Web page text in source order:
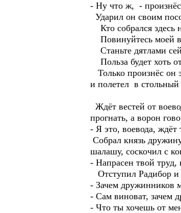
- Ну что ж, - произнёс
Ударил он своим
Кто собрался здесь
Повинуйтесь моей
Станьте дятлами
Польза будет хоть
Только произнёс он
и полетел в стольный
Ждёт вестей от
прогнать, а ворон
- Я это, воевода, ждёт
Собрал князь
шалашу, соскочил с
- Напрасен твой труд,
Отступил Радибор и
- Зачем дружинников
- Сам виноват, зачем
- Что ты хочешь от